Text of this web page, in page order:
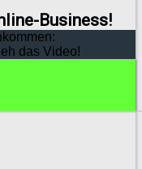
Business!
das Video!